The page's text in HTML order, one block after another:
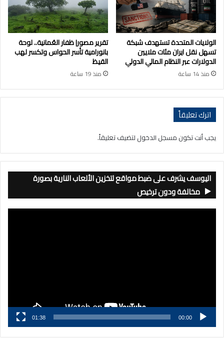
الولايات المتحدة تستهدف شبكة
تسهل نقل ايران مئات ملايين
الدولارات عبر النظام المالي الدولي
منذ 14 ساعة
تقرير مصور| ظفار العُمانية.. لوحة
بانورامية تأسر الحواس وتكسر لهب
القيظ
منذ 19 ساعة
اترك تعليقاً
يجب أنت تكون مسجل الدخول لتضيف تعليقاً.
اليوسف يشرف على ضبط مواقع لتخزين الألعاب النارية بصورة
مخالفة ودون ترخيص
00:00
01:38